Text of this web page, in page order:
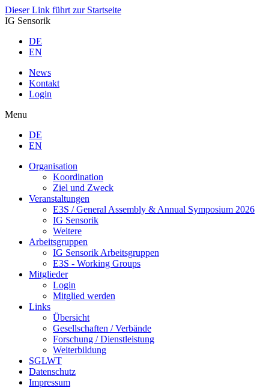
Dieser Link führt zur Startseite
IG Sensorik
DE
EN
News
Kontakt
Login
Menu
DE
EN
Organisation
Koordination
Ziel und Zweck
Veranstaltungen
E3S / General Assembly & Annual Symposium 2026
IG Sensorik
Weitere
Arbeitsgruppen
IG Sensorik Arbeitsgruppen
E3S - Working Groups
Mitglieder
Login
Mitglied werden
Links
Übersicht
Gesellschaften / Verbände
Forschung / Dienstleistung
Weiterbildung
SGLWT
Datenschutz
Impressum